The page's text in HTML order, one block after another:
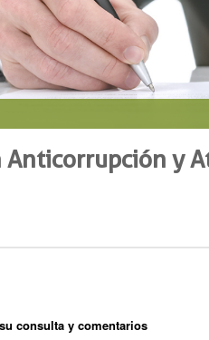
y
consulta y comentarios